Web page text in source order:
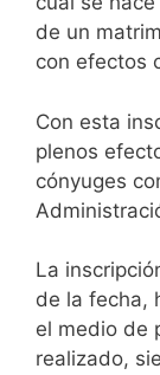
de un
con efectos
Con esta
plenos
cónyuges
La
de la fecha,
el medio de
realizado,